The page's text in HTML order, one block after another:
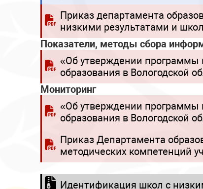
Приказ департамента
низкими результатами и
Показатели, методы сбора
«Об утверждении программы
образования в Вологодской
Мониторинг
«Об утверждении программы
образования в Вологодской
Приказ Департамента
методических компетенций
Идентификация школ с